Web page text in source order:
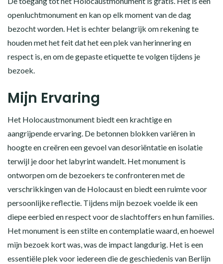
openluchtmonument en kan op elk moment van de dag
bezocht worden. Het is echter belangrijk om rekening te
houden met het feit dat het een plek van herinnering en
respect is, en om de gepaste etiquette te volgen tijdens je
bezoek.
Mijn Ervaring
Het Holocaustmonument biedt een krachtige en
aangrijpende ervaring. De betonnen blokken variëren in
hoogte en creëren een gevoel van desoriëntatie en isolatie
terwijl je door het labyrint wandelt. Het monument is
ontworpen om de bezoekers te confronteren met de
verschrikkingen van de Holocaust en biedt een ruimte voor
persoonlijke reflectie. Tijdens mijn bezoek voelde ik een
diepe eerbied en respect voor de slachtoffers en hun families.
Het monument is een stilte en contemplatie waard, en hoewel
mijn bezoek kort was, was de impact langdurig. Het is een
essentiële plek voor iedereen die de geschiedenis van Berlijn